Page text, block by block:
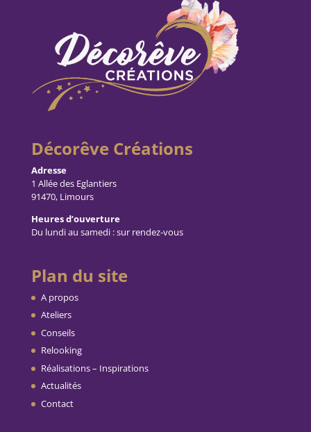
Décorêve Créations
Adresse
1 Allée des Eglantiers
91470, Limours
Heures d’ouverture
Du lundi au samedi : sur rendez-vous
Plan du site
A propos
Ateliers
Conseils
Relooking
Réalisations – Inspirations
Actualités
Contact